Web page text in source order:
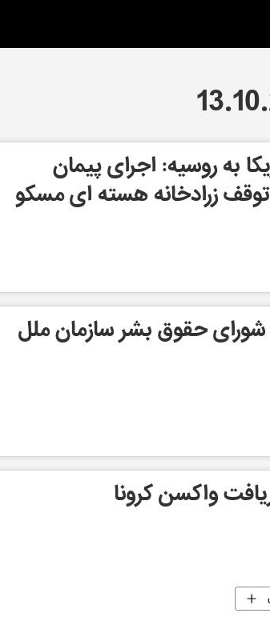
به روسیه: اجرای پیمان
توقف زرادخانه هسته ای مسکو
حقوق بشر سازمان ملل
واکسن کرونا